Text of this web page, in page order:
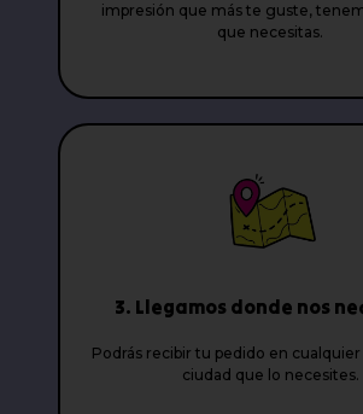
impresión que más te guste,
que necesitas.
3. Llegamos donde nos
Podrás recibir tu pedido en
ciudad que lo necesites.